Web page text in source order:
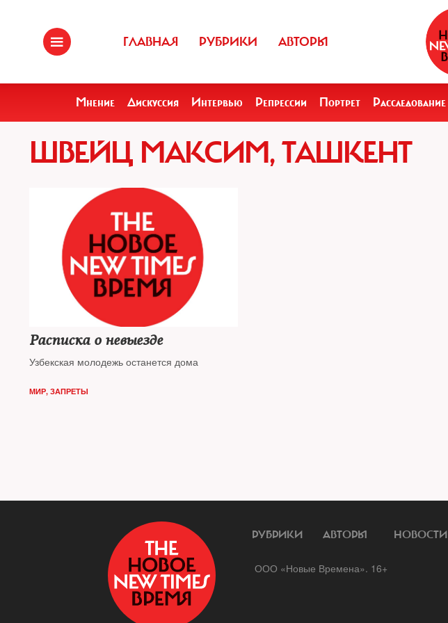
ГЛАВНАЯ РУБРИКИ АВТОРЫ
Мнение Дискуссия Интервью Репрессии Портрет Расследование
ШВЕЙЦ МАКСИМ, ТАШКЕНТ
Расписка о невыезде
Узбекская молодежь останется дома
МИР, ЗАПРЕТЫ
РУБРИКИ АВТОРЫ НОВОСТИ
ООО «Новые Времена». 16+